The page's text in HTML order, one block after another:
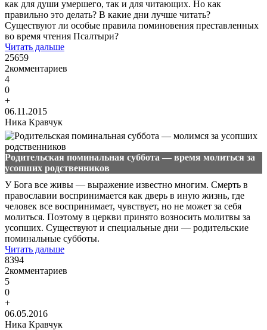
как для души умершего, так и для читающих. Но как
правильно это делать? В какие дни лучше читать?
Существуют ли особые правила поминовения преставленных
во время чтения Псалтыри?
Читать дальше
25659
2комментариев
4
0
+
06.11.2015
Ника Кравчук
Родительская поминальная суббота — время молиться за
усопших родственников
У Бога все живы — выражение известно многим. Смерть в
православии воспринимается как дверь в иную жизнь, где
человек все воспринимает, чувствует, но не может за себя
молиться. Поэтому в церкви принято возносить молитвы за
усопших. Существуют и специальные дни — родительские
поминальные субботы.
Читать дальше
8394
2комментариев
5
0
+
06.05.2016
Ника Кравчук